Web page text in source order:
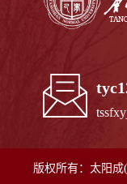
版权所有：太阳